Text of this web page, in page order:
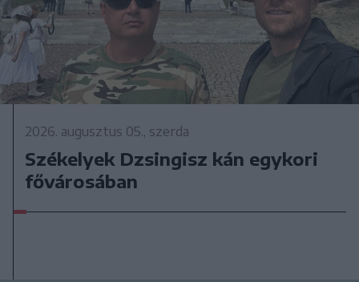
2026. augusztus 05., szerda
Székelyek Dzsingisz kán egykori
fővárosában